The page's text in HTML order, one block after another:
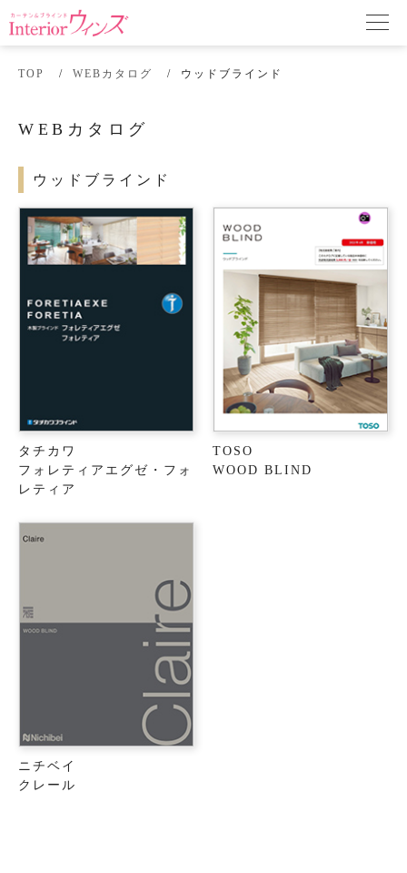
TOP WEBカタログ ウッドブラインド
WEBカタログ
ウッドブラインド
タチカワ
フォレティアエグゼ・フォ
レティア
TOSO
WOOD BLIND
ニチベイ
クレール